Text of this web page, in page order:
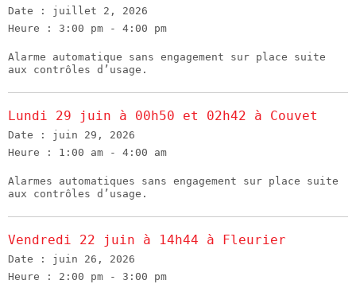
Date : juillet 2, 2026
Heure : 3:00 pm - 4:00 pm
Alarme automatique sans engagement sur place suite
aux contrôles d’usage.
Lundi 29 juin à 00h50 et 02h42 à Couvet
Date : juin 29, 2026
Heure : 1:00 am - 4:00 am
Alarmes automatiques sans engagement sur place suite
aux contrôles d’usage.
Vendredi 22 juin à 14h44 à Fleurier
Date : juin 26, 2026
Heure : 2:00 pm - 3:00 pm